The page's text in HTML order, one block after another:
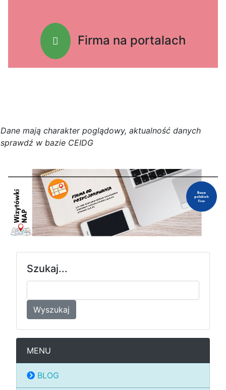
Firma na portalach
Dane mają charakter poglądowy, aktualność danych
sprawdź w bazie CEIDG
Szukaj...
Wyszukaj
MENU
BLOG